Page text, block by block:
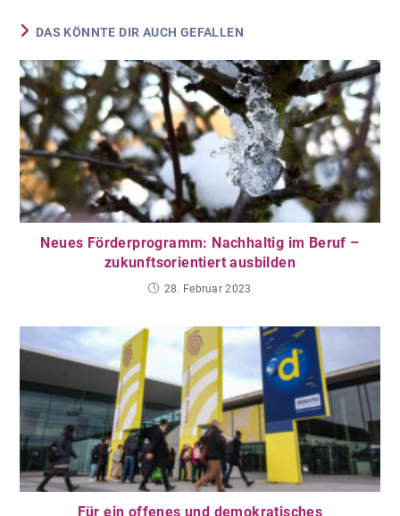
DAS KÖNNTE DIR AUCH GEFALLEN
Neues Förderprogramm: Nachhaltig im Beruf –
zukunftsorientiert ausbilden
28. Februar 2023
Für ein offenes und demokratisches